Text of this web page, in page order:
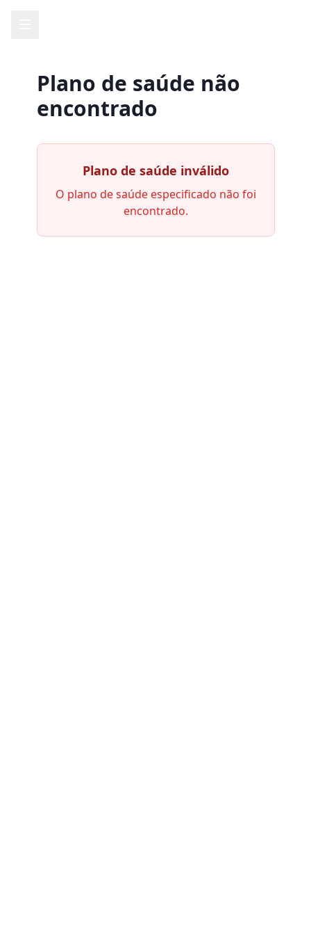
Plano de saúde não
encontrado
Plano de saúde inválido
O plano de saúde especificado não foi
encontrado.